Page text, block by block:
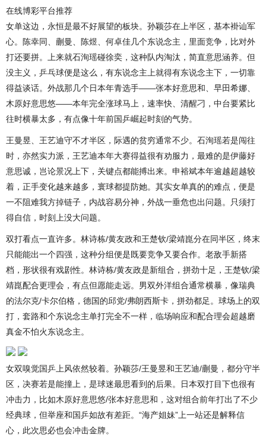
在线博彩平台推荐
女单这边，永恒是最不好展望的板块。孙颖莎在上半区，基本褂讪军
心。陈幸同、蒯曼、陈煜、何卓佳几个东说念主，里面竞争，比对外
打还要拼。上来就石洵瑶碰徐奕，这种队内淘汰，简直意思涵养。但
没主义，乒乓球便是这么，有东说念主上就得有东说念主下，一切靠
得益谈话。外战那几个日本年青选手——张本好意思和、早田希娜、
木原好意思悠——本年完全涨球马上，速率快、清醒刁，中台要紧比
往时横暴太多，有点像十年前国乒崛起时刻的气势。
王曼昱、王艺迪守不才半区，际遇的贫穷通常不少。石洵瑶若是闯往
时，亦然实力派，王艺迪本年大赛得益很有劝服力，最难的是伊藤好
意思诚，岂论景况上下，关键点都能搏出来。申裕斌本年逾越超越较
着，正手变化越来越多，寰球都提防她。其实女单真的的难点，便是
一不阻难我方掉链子，内战容易分神，外战一垂危也出问题。只须打
得自信，时刻上没大问题。
双打看点一直许多。林诗栋/黄友政和王楚钦/梁靖崑分在同半区，终末
只能能出一个四强，这种分组便是既要竞争又要合作。老敌手新搭
档，形状很有戏剧性。林诗栋/黄友政是新组合，拼劲十足，王楚钦/梁
靖崑配合更理会，有点但愿能走远。男双外洋组合通常横暴，像瑞典
的法尔克/卡尔伯格，德国的邱党/弗朗西斯卡，拼劲都足。球场上的双
打，套路和个东说念主单打完全不一样，临场响应和配合理会超越磨
真金不怕火东说念主。
女双嗅觉国乒上风依然较着。孙颖莎/王曼昱和王艺迪/蒯曼，都分守半
区，决赛若是能撞上，是球迷最思看到的后果。日本双打目下也很有
冲击力，比如木原好意思悠/张本好意思和，这对组合前年打出了不少
经典球，但举座和国乒如故有差距。“海产姐妹”上一站还是解释信
心，此次思必也会冲击金牌。